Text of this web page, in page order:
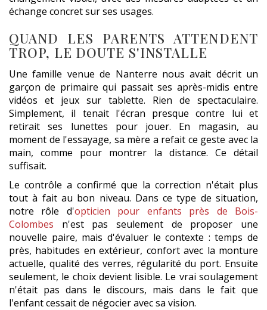
échange concret sur ses usages.
QUAND LES PARENTS ATTENDENT
TROP, LE DOUTE S'INSTALLE
Une famille venue de Nanterre nous avait décrit un
garçon de primaire qui passait ses après-midis entre
vidéos et jeux sur tablette. Rien de spectaculaire.
Simplement, il tenait l'écran presque contre lui et
retirait ses lunettes pour jouer. En magasin, au
moment de l'essayage, sa mère a refait ce geste avec la
main, comme pour montrer la distance. Ce détail
suffisait.
Le contrôle a confirmé que la correction n'était plus
tout à fait au bon niveau. Dans ce type de situation,
notre rôle d'opticien pour enfants près de Bois-
Colombes n'est pas seulement de proposer une
nouvelle paire, mais d'évaluer le contexte : temps de
près, habitudes en extérieur, confort avec la monture
actuelle, qualité des verres, régularité du port. Ensuite
seulement, le choix devient lisible. Le vrai soulagement
n'était pas dans le discours, mais dans le fait que
l'enfant cessait de négocier avec sa vision.